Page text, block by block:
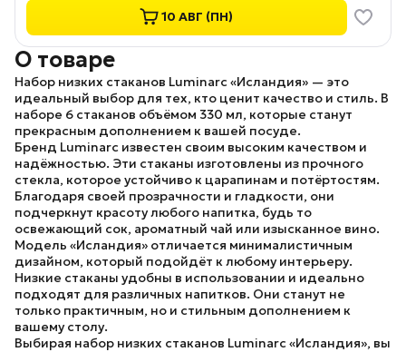
10 АВГ (ПН)
О товаре
Набор низких стаканов Luminarc «Исландия» — это
идеальный выбор для тех, кто ценит качество и стиль. В
наборе 6 стаканов объёмом 330 мл, которые станут
прекрасным дополнением к вашей посуде.
Бренд Luminarc известен своим высоким качеством и
надёжностью. Эти стаканы изготовлены из прочного
стекла, которое устойчиво к царапинам и потёртостям.
Благодаря своей прозрачности и гладкости, они
подчеркнут красоту любого напитка, будь то
освежающий сок, ароматный чай или изысканное вино.
Модель «Исландия» отличается минималистичным
дизайном, который подойдёт к любому интерьеру.
Низкие стаканы удобны в использовании и идеально
подходят для различных напитков. Они станут не
только практичным, но и стильным дополнением к
вашему столу.
Выбирая набор низких стаканов Luminarc «Исландия», вы